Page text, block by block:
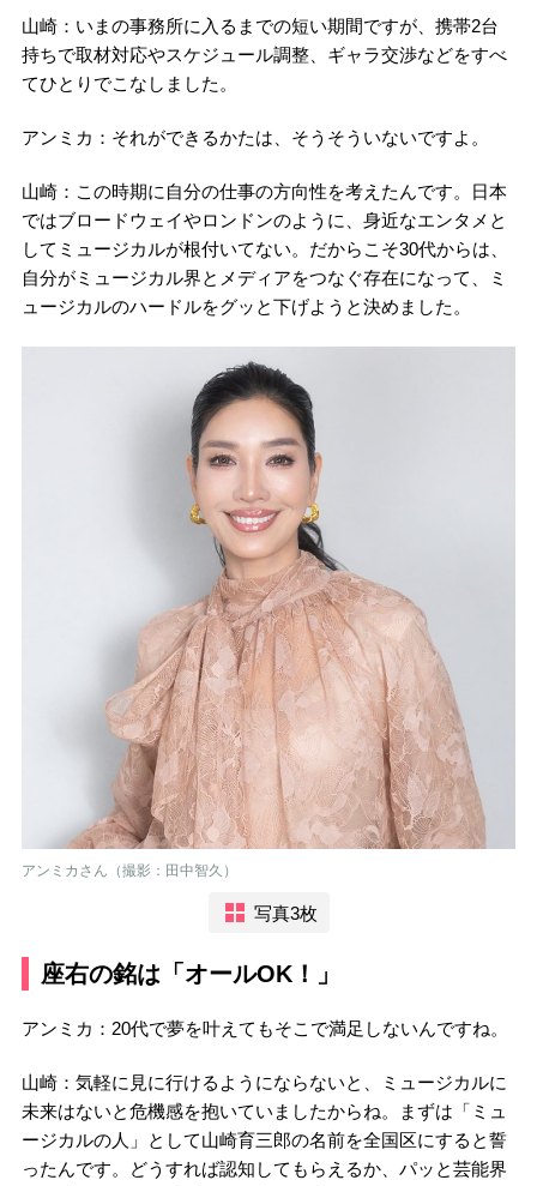
山崎：いまの事務所に入るまでの短い期間ですが、携帯2台
持ちで取材対応やスケジュール調整、ギャラ交渉などをすべ
てひとりでこなしました。
アンミカ：それができるかたは、そうそういないですよ。
山崎：この時期に自分の仕事の方向性を考えたんです。日本
ではブロードウェイやロンドンのように、身近なエンタメと
してミュージカルが根付いてない。だからこそ30代からは、
自分がミュージカル界とメディアをつなぐ存在になって、ミ
ュージカルのハードルをグッと下げようと決めました。
アンミカさん（撮影：田中智久）
写真3枚
座右の銘は「オールOK！」
アンミカ：20代で夢を叶えてもそこで満足しないんですね。
山崎：気軽に見に行けるようにならないと、ミュージカルに
未来はないと危機感を抱いていましたからね。まずは「ミュ
ージカルの人」として山崎育三郎の名前を全国区にすると誓
ったんです。どうすれば認知してもらえるか、パッと芸能界